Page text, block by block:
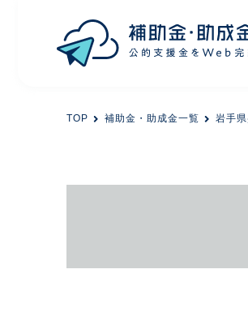
エリアから探す
TOP 補助金・助成金一覧 岩手